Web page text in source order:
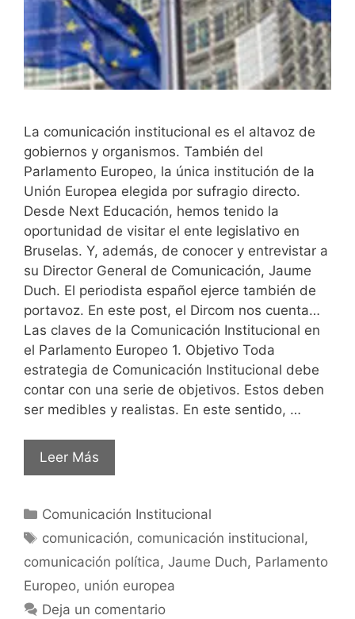
La comunicación institucional es el altavoz de
gobiernos y organismos. También del
Parlamento Europeo, la única institución de la
Unión Europea elegida por sufragio directo.
Desde Next Educación, hemos tenido la
oportunidad de visitar el ente legislativo en
Bruselas. Y, además, de conocer y entrevistar a
su Director General de Comunicación, Jaume
Duch. El periodista español ejerce también de
portavoz. En este post, el Dircom nos cuenta…
Las claves de la Comunicación Institucional en
el Parlamento Europeo 1. Objetivo Toda
estrategia de Comunicación Institucional debe
contar con una serie de objetivos. Estos deben
ser medibles y realistas. En este sentido, …
Leer Más
Comunicación Institucional
comunicación, comunicación institucional,
comunicación política, Jaume Duch, Parlamento
Europeo, unión europea
Deja un comentario